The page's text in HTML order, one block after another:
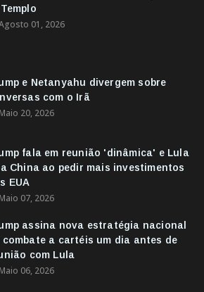
01, 2026
e Netanyahu divergem sobre
com o Irã
Maio 20, 2026
fala em reunião 'dinâmica' e Lula
China ao pedir mais investimentos
EUA
Maio 07, 2026
assina nova estratégia nacional
combate a cartéis um dia antes de
com Lula
Maio 06, 2026